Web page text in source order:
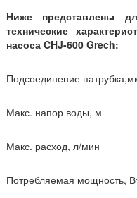
Ниже представлены
технические
насоса CHJ-600 Grech:
Подсоединение
Макс. напор воды, м
Макс. расход, л/мин
Потребляемая мощность,